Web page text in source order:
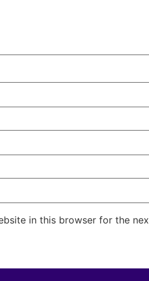
in this browser for the